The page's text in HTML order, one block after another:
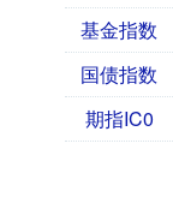
基金指数
国债指数
期指IC0